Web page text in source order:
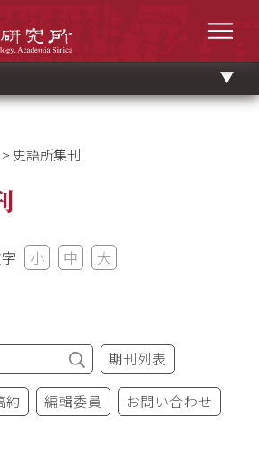
> 史語所集刊
小 中 大
期刊列表
約 編輯委員 お問い合わせ